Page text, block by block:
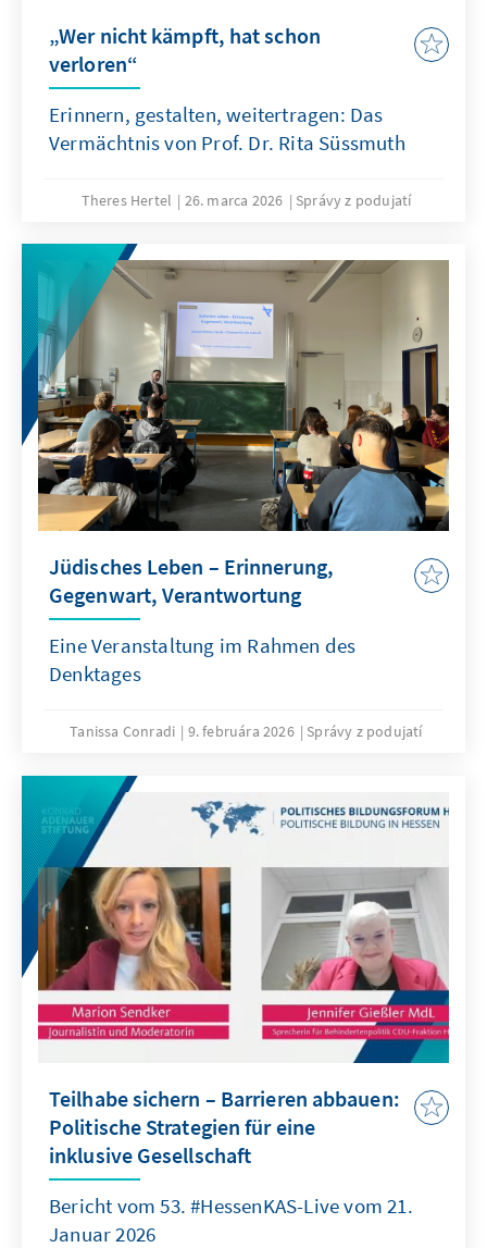
„Wer nicht kämpft, hat schon
verloren“
Erinnern, gestalten, weitertragen: Das
Vermächtnis von Prof. Dr. Rita Süssmuth
Theres Hertel 26. marca 2026 Správy z podujatí
Jüdisches Leben – Erinnerung,
Gegenwart, Verantwortung
Eine Veranstaltung im Rahmen des
Denktages
Tanissa Conradi 9. februára 2026 Správy z podujatí
Teilhabe sichern – Barrieren abbauen:
Politische Strategien für eine
inklusive Gesellschaft
Bericht vom 53. #HessenKAS-Live vom 21.
Januar 2026